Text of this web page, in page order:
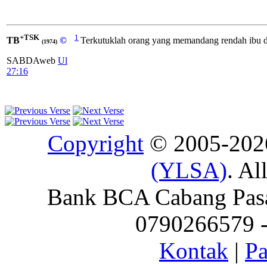
TB+TSK (1974) ©
SABDAweb Ul
27:16
1 Terkutuklah orang yang memandang rendah ibu
Copyright © 2005-
(YLSA).
Bank BCA Cabang
0790266579
Kontak |